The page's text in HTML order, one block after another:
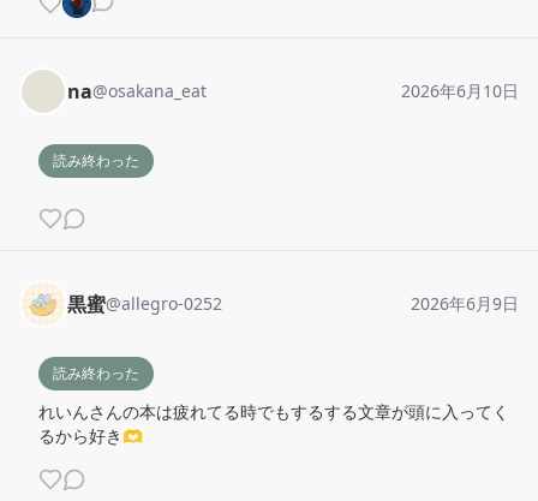
na@osakana_eat 2026年6月10日
読み終わった
黒蜜@allegro-0252 2026年6月9日
読み終わった
れいんさんの本は疲れてる時でもするする文章が頭に入ってく
るから好き🫶